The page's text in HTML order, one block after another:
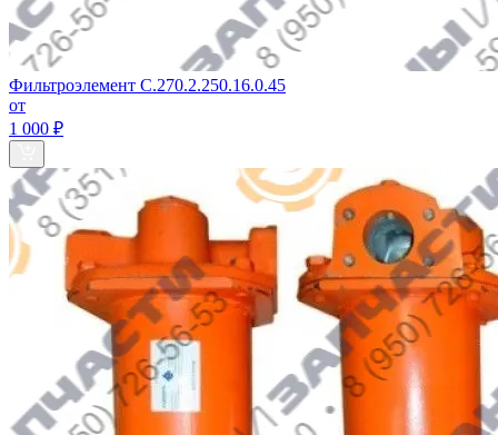
Фильтроэлемент С.270.2.250.16.0.45
от
1 000 ₽